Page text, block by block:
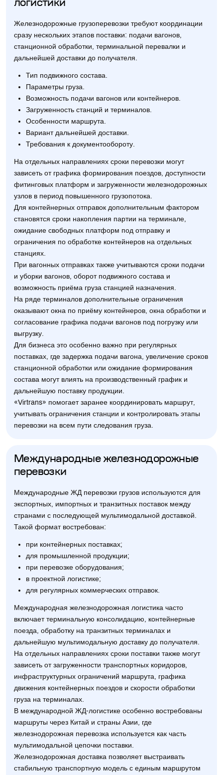
логистики
Железнодорожные грузоперевозки требуют координации
сразу нескольких этапов поставки: подачи вагонов,
станционной обработки, терминальной перевалки и
дальнейшей доставки до получателя.
Тип подвижного состава.
Параметры груза.
Возможность подачи вагонов или контейнеров.
Загруженность станций и терминалов.
Особенности маршрута.
Вариант дальнейшей доставки.
Требования к документообороту.
На отдельных направлениях сроки перевозки могут
зависеть от графика формирования поездов, доступности
фитинговых платформ и загруженности железнодорожных
узлов в период повышенного грузопотока.
Для контейнерных отправок дополнительным фактором
становятся сроки накопления партии на терминале,
ожидание свободных платформ под отправку и
ограничения по обработке контейнеров на отдельных
станциях.
При вагонных отправках также учитываются сроки подачи
и уборки вагонов, оборот подвижного состава и
возможность приёма груза станцией назначения.
На ряде терминалов дополнительные ограничения
оказывают окна по приёму контейнеров, окна обработки и
согласование графика подачи вагонов под погрузку или
выгрузку.
Для бизнеса это особенно важно при регулярных
поставках, где задержка подачи вагона, увеличение сроков
станционной обработки или ожидание формирования
состава могут влиять на производственный график и
дальнейшую поставку продукции.
«Virtrans» помогает заранее координировать маршрут,
учитывать ограничения станции и контролировать этапы
перевозки на всем пути следования груза.
Международные железнодорожные
перевозки
Международные ЖД перевозки грузов используются для
экспортных, импортных и транзитных поставок между
странами с последующей мультимодальной доставкой.
Такой формат востребован:
при контейнерных поставках;
для промышленной продукции;
при перевозке оборудования;
в проектной логистике;
для регулярных коммерческих отправок.
Международная железнодорожная логистика часто
включает терминальную консолидацию, контейнерные
поезда, обработку на транзитных терминалах и
дальнейшую мультимодальную доставку до получателя.
На отдельных направлениях сроки поставки также могут
зависеть от загруженности транспортных коридоров,
инфраструктурных ограничений маршрута, графика
движения контейнерных поездов и скорости обработки
груза на терминалах.
В международной ЖД-логистике особенно востребованы
маршруты через Китай и страны Азии, где
железнодорожная перевозка используется как часть
мультимодальной цепочки поставки.
Железнодорожная доставка позволяет выстраивать
стабильную транспортную модель с единым маршрутом